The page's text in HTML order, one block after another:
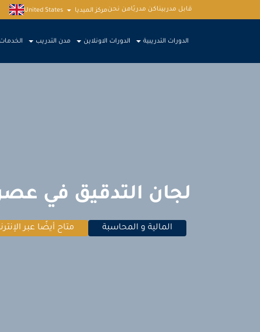
قابل مدربيناكن مدربًامن نحنمركز الميديا United States
الخدمات مدن التدريب الدورات الاونلاين الدورات التدريبية
لجان التدقيق في
المالية و المحاسبة متاح أيضًا عبر